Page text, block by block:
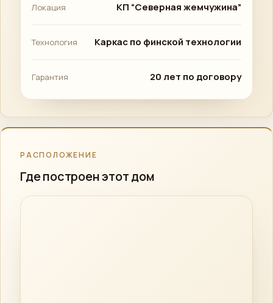
Локация КП “Северная жемчужина”
Технология Каркас по финской технологии
Гарантия 20 лет по договору
РАСПОЛОЖЕНИЕ
Где построен этот дом